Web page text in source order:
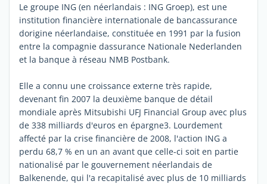
Le groupe ING (en néerlandais : ING Groep), est une
institution financière internationale de bancassurance
dorigine néerlandaise, constituée en 1991 par la fusion
entre la compagnie dassurance Nationale Nederlanden
et la banque à réseau NMB Postbank.
Elle a connu une croissance externe très rapide,
devenant fin 2007 la deuxième banque de détail
mondiale après Mitsubishi UFJ Financial Group avec plus
de 338 milliards d'euros en épargne3. Lourdement
affecté par la crise financière de 2008, l'action ING a
perdu 68,7 % en un an avant que celle-ci soit en partie
nationalisé par le gouvernement néerlandais de
Balkenende, qui l'a recapitalisé avec plus de 10 milliards